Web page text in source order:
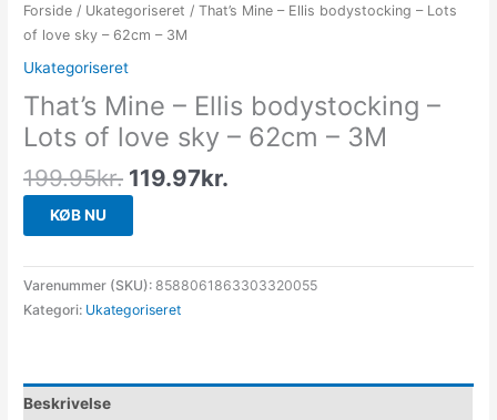
Forside / Ukategoriseret / That’s Mine – Ellis bodystocking – Lots
of love sky – 62cm – 3M
Ukategoriseret
That’s Mine – Ellis bodystocking –
Lots of love sky – 62cm – 3M
199.95kr. 119.97kr.
KØB NU
Varenummer (SKU):8588061863303320055
Kategori: Ukategoriseret
Beskrivelse